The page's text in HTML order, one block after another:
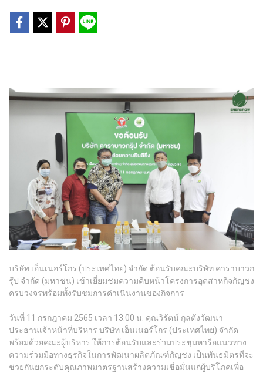
บริษัท เอ็นเนอร์โกร (ประเทศไทย) จำกัด ต้อนรับคณะบริษัท คาราบาวก
รุ๊ป จำกัด (มหาชน) เข้าเยี่ยมชมความคืบหน้าโครงการอุตสาหกิจกัญชง
ครบวงจรพร้อมทั้งรับชมการดำเนินงานของกิจการ
วันที่ 11 กรกฎาคม 2565 เวลา 13.00 น. คุณวิรัตน์ กุลตังวัฒนา
ประธานเจ้าหน้าที่บริหาร บริษัท เอ็นเนอร์โกร (ประเทศไทย) จำกัด
พร้อมด้วยคณะผู้บริหาร ให้การต้อนรับและร่วมประชุมหารือแนวทาง
ความร่วมมือทางธุรกิจในการพัฒนาผลิตภัณฑ์กัญชง เป็นพันธมิตรที่จะ
ช่วยกันยกระดับคุณภาพมาตรฐานสร้างความเชื่อมั่นแก่ผู้บริโภคเพื่อ